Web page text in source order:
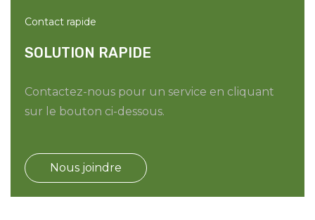
Contact rapide
SOLUTION RAPIDE
Contactez-nous pour un service en cliquant
sur le bouton ci-dessous.
Nous joindre